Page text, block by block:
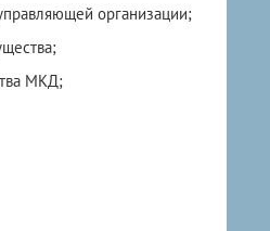
организации;
МКД;